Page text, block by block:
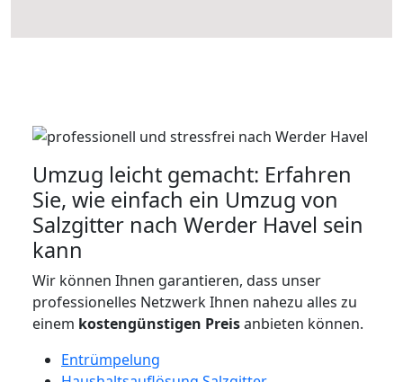
Umzug leicht gemacht: Erfahren
Sie, wie einfach ein Umzug von
Salzgitter nach Werder Havel sein
kann
Wir können Ihnen garantieren, dass unser
professionelles Netzwerk Ihnen nahezu alles zu
einem kostengünstigen Preisanbieten können.
Entrümpelung